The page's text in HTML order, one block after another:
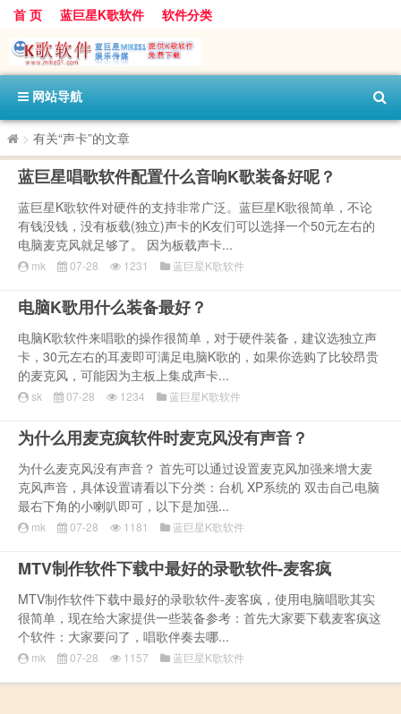
首 页 蓝巨星K歌软件 软件分类
网站导航
> 有关“声卡”的文章
蓝巨星唱歌软件配置什么音响K歌装备好呢？
蓝巨星K歌软件对硬件的支持非常广泛。蓝巨星K歌很简单，不论
有钱没钱，没有板载(独立)声卡的K友们可以选择一个50元左右的
电脑麦克风就足够了。 因为板载声卡...
mk 07-28 1231 蓝巨星K歌软件
电脑K歌用什么装备最好？
电脑K歌软件来唱歌的操作很简单，对于硬件装备，建议选独立声
卡，30元左右的耳麦即可满足电脑K歌的，如果你选购了比较昂贵
的麦克风，可能因为主板上集成声卡...
sk 07-28 1234 蓝巨星K歌软件
为什么用麦克疯软件时麦克风没有声音？
为什么麦克风没有声音？ 首先可以通过设置麦克风加强来增大麦
克风声音，具体设置请看以下分类：台机 XP系统的 双击自己电脑
最右下角的小喇叭即可，以下是加强...
mk 07-28 1181 蓝巨星K歌软件
MTV制作软件下载中最好的录歌软件-麦客疯
MTV制作软件下载中最好的录歌软件-麦客疯，使用电脑唱歌其实
很简单，现在给大家提供一些装备参考：首先大家要下载麦客疯这
个软件：大家要问了，唱歌伴奏去哪...
mk 07-28 1157 蓝巨星K歌软件